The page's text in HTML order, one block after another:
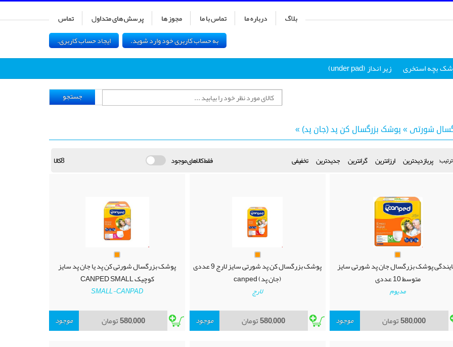
بلاگ درباره ما تماس با ما مجوز ها پرسش های متداول
تماس
ایجاد حساب کاربری.
به حساب کاربری خود وارد شوید.
بچه استخری زير انداز (under pad)
جستجو
شورتی» پوشک بزرگسال کن پد (جان پد)»
ترتیب: پربازدیدترین ارزانترین گرانترین جدیدترین تخفیفی فقط کالاهای موجود 8کالا
پوشک بزرگسال جان پد شورتی سایز
متوسط 10 عددی
مدیوم
580,000تومان موجود
پوشک بزرگسال کن پد شورتی سایز لارج 9 عددی
(جان پد) canped
لارج
580,000تومان موجود
پوشک بزرگسال شورتی کن پد یا جان پد سایز
کوچیک CANPED SMALL
SMALL-CANPAD
580,000تومان موجود